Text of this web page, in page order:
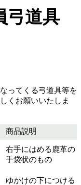
道具
ってくる弓道具等を
くお願いいたしま
商品説明
右手にはめる鹿革の
手袋状のもの
ゆかけの下につける